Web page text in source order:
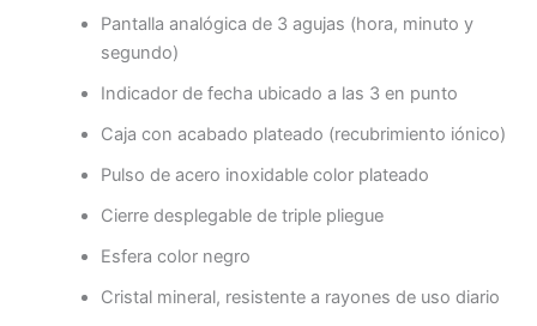
Pantalla analógica de 3 agujas (hora, minuto y
segundo)
Indicador de fecha ubicado a las 3 en punto
Caja con acabado plateado (recubrimiento iónico)
Pulso de acero inoxidable color plateado
Cierre desplegable de triple pliegue
Esfera color negro
Cristal mineral, resistente a rayones de uso diario